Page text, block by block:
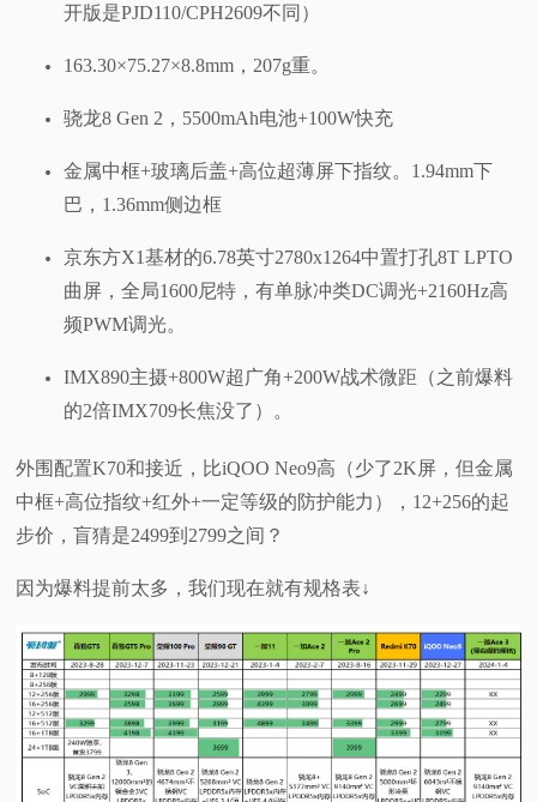
开版是PJD110/CPH2609不同）
163.30×75.27×8.8mm，207g重。
骁龙8 Gen 2，5500mAh电池+100W快充
金属中框+玻璃后盖+高位超薄屏下指纹。1.94mm下
巴，1.36mm侧边框
京东方X1基材的6.78英寸2780x1264中置打孔8T LPTO
曲屏，全局1600尼特，有单脉冲类DC调光+2160Hz高
频PWM调光。
IMX890主摄+800W超广角+200W战术微距（之前爆料
的2倍IMX709长焦没了）。
外围配置K70和接近，比iQOO Neo9高（少了2K屏，但金属
中框+高位指纹+红外+一定等级的防护能力），12+256的起
步价，盲猜是2499到2799之间？
因为爆料提前太多，我们现在就有规格表↓